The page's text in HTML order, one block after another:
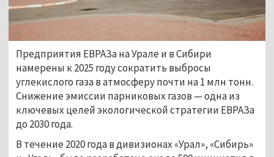
Предприятия ЕВРАЗа на Урале и в Сибири
намерены к 2025 году сократить выбросы
углекислого газа в атмосферу почти на 1 млн тонн.
Снижение эмиссии парниковых газов — одна из
ключевых целей экологической стратегии ЕВРАЗа
до 2030 года.
В течение 2020 года в дивизионах «Урал», «Сибирь»